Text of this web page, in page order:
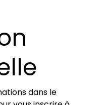
dans le